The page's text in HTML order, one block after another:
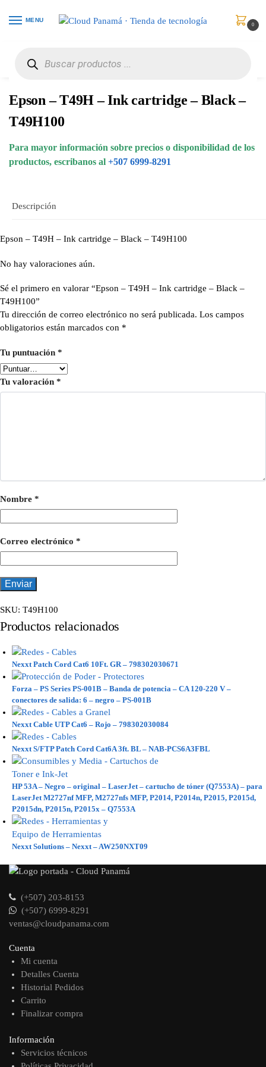
MENU
0
Epson – T49H – Ink cartridge – Black –
T49H100
Para mayor información sobre precios o disponibilidad de los
productos, escribanos al +507 6999-8291
Descripción
Epson – T49H – Ink cartridge – Black – T49H100
No hay valoraciones aún.
Sé el primero en valorar “Epson – T49H – Ink cartridge – Black –
T49H100”
Tu dirección de correo electrónico no será publicada. Los campos
obligatorios están marcados con *
Tu puntuación *
Tu valoración *
Nombre *
Correo electrónico *
SKU: T49H100
Productos relacionados
Nexxt Patch Cord Cat6 10Ft. GR – 798302030671
Forza – PS Series PS-001B – Banda de potencia – CA 120-220 V –
conectores de salida: 6 – negro – PS-001B
Nexxt Cable UTP Cat6 – Rojo – 798302030084
Nexxt S/FTP Patch Cord Cat6A 3ft. BL – NAB-PCS6A3FBL
HP 53A – Negro – original – LaserJet – cartucho de tóner (Q7553A) – para
LaserJet M2727nf MFP, M2727nfs MFP, P2014, P2014n, P2015, P2015d,
P2015dn, P2015n, P2015x – Q7553A
Nexxt Solutions – Nexxt – AW250NXT09
(+507) 203-8153
(+507) 6999-8291
ventas@cloudpanama.com
Cuenta
Mi cuenta
Detalles Cuenta
Historial Pedidos
Carrito
Finalizar compra
Información
Servicios técnicos